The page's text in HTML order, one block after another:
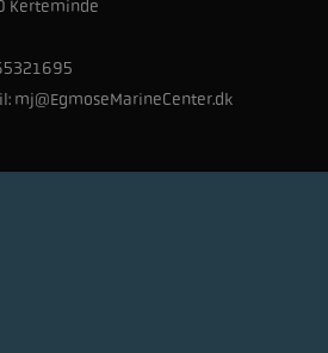
Kerteminde
mj@EgmoseMarineCenter.dk